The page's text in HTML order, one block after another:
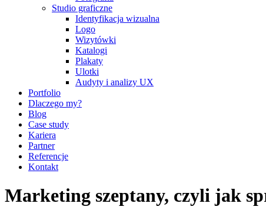
Studio graficzne
Identyfikacja wizualna
Logo
Wizytówki
Katalogi
Plakaty
Ulotki
Audyty i analizy UX
Portfolio
Dlaczego my?
Blog
Case study
Kariera
Partner
Referencje
Kontakt
Marketing szeptany, czyli jak